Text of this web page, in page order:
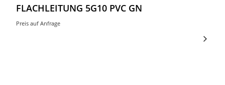
FLACHLEITUNG 5G10 PVC GN
Preis auf Anfrage